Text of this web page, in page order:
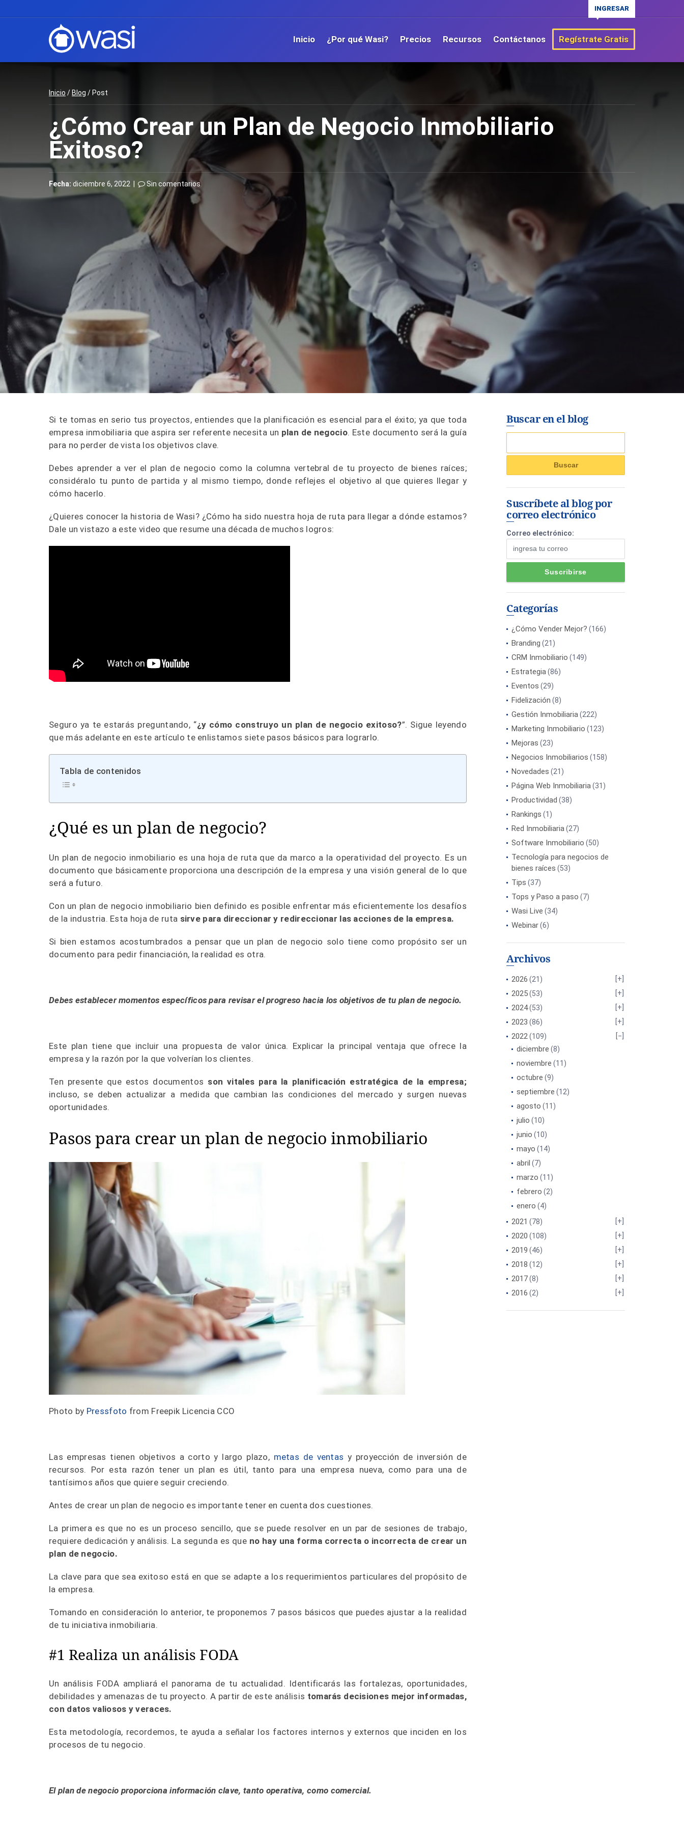
INGRESAR
Inicio ¿Por qué Wasi? Precios Recursos Contáctanos Regístrate Gratis
Inicio / Blog / Post
¿Cómo Crear un Plan de Negocio Inmobiliario
Exitoso?
Fecha: diciembre 6, 2022 | Sin comentarios
Si te tomas en serio tus proyectos, entiendes que la planificación es esencial para el éxito; ya que toda
empresa inmobiliaria que aspira ser referente necesita un plan de negocio. Este documento será la guía
para no perder de vista los objetivos clave.
Debes aprender a ver el plan de negocio como la columna vertebral de tu proyecto de bienes raíces;
considéralo tu punto de partida y al mismo tiempo, donde reflejes el objetivo al que quieres llegar y
cómo hacerlo.
¿Quieres conocer la historia de Wasi? ¿Cómo ha sido nuestra hoja de ruta para llegar a dónde estamos?
Dale un vistazo a este video que resume una década de muchos logros:
Seguro ya te estarás preguntando, “¿y cómo construyo un plan de negocio exitoso?”. Sigue leyendo
que más adelante en este artículo te enlistamos siete pasos básicos para lograrlo.
Tabla de contenidos
¿Qué es un plan de negocio?
Un plan de negocio inmobiliario es una hoja de ruta que da marco a la operatividad del proyecto. Es un
documento que básicamente proporciona una descripción de la empresa y una visión general de lo que
será a futuro.
Con un plan de negocio inmobiliario bien definido es posible enfrentar más eficientemente los desafíos
de la industria. Esta hoja de ruta sirve para direccionar y redireccionar las acciones de la empresa.
Si bien estamos acostumbrados a pensar que un plan de negocio solo tiene como propósito ser un
documento para pedir financiación, la realidad es otra.
Debes establecer momentos específicos para revisar el progreso hacia los objetivos de tu plan de negocio.
Este plan tiene que incluir una propuesta de valor única. Explicar la principal ventaja que ofrece la
empresa y la razón por la que volverían los clientes.
Ten presente que estos documentos son vitales para la planificación estratégica de la empresa;
incluso, se deben actualizar a medida que cambian las condiciones del mercado y surgen nuevas
oportunidades.
Pasos para crear un plan de negocio inmobiliario
Photo by Pressfoto from Freepik Licencia CCO
Las empresas tienen objetivos a corto y largo plazo, metas de ventas y proyección de inversión de
recursos. Por esta razón tener un plan es útil, tanto para una empresa nueva, como para una de
tantísimos años que quiere seguir creciendo.
Antes de crear un plan de negocio es importante tener en cuenta dos cuestiones.
La primera es que no es un proceso sencillo, que se puede resolver en un par de sesiones de trabajo,
requiere dedicación y análisis. La segunda es que no hay una forma correcta o incorrecta de crear un
plan de negocio.
La clave para que sea exitoso está en que se adapte a los requerimientos particulares del propósito de
la empresa.
Tomando en consideración lo anterior, te proponemos 7 pasos básicos que puedes ajustar a la realidad
de tu iniciativa inmobiliaria.
#1 Realiza un análisis FODA
Un análisis FODA ampliará el panorama de tu actualidad. Identificarás las fortalezas, oportunidades,
debilidades y amenazas de tu proyecto. A partir de este análisis tomarás decisiones mejor informadas,
con datos valiosos y veraces.
Esta metodología, recordemos, te ayuda a señalar los factores internos y externos que inciden en los
procesos de tu negocio.
El plan de negocio proporciona información clave, tanto operativa, como comercial.
Buscar en el blog
Suscríbete al blog por
correo electrónico
Correo electrónico:
Categorías
¿Cómo Vender Mejor? (166)
Branding (21)
CRM Inmobiliario (149)
Estrategia(86)
Eventos (29)
Fidelización (8)
Gestión Inmobiliaria(222)
Marketing Inmobiliario (123)
Mejoras (23)
Negocios Inmobiliarios (158)
Novedades (21)
Página Web Inmobiliaria(31)
Productividad (38)
Rankings (1)
Red Inmobiliaria(27)
Software Inmobiliario (50)
Tecnología para negocios de
bienes raíces (53)
Tips (37)
Tops y Paso a paso (7)
Wasi Live (34)
Webinar(6)
Archivos
2026 (21)
2025(53)
2024(53)
2023 (86)
2022(109)
diciembre (8)
noviembre (11)
octubre (9)
septiembre (12)
agosto (11)
julio (10)
junio (10)
mayo (14)
abril (7)
marzo (11)
febrero (2)
enero (4)
2021 (78)
2020 (108)
2019 (46)
2018 (12)
2017(8)
2016 (2)